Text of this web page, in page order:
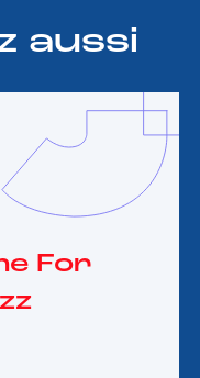
aussi
For